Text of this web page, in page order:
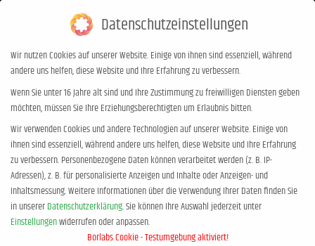
0,00€
Jan-Uwe-Rogge-Fairness-Respekt-
Sozialverhalten-Kinder
Sie befinden sich hier:
Start Jan-Uwe-Rogge-Fairness-Respekt-Sozialverhalten-Kinder
Datenschutzeinstellungen
Wir nutzen Cookies auf unserer Website. Einige von ihnen sind essenziell, während
andere uns helfen, diese Website und Ihre Erfahrung zu verbessern.
Wenn Sie unter 16 Jahre alt sind und Ihre Zustimmung zu freiwilligen Diensten geben
möchten, müssen Sie Ihre Erziehungsberechtigten um Erlaubnis bitten.
Wir verwenden Cookies und andere Technologien auf unserer Website. Einige von
ihnen sind essenziell, während andere uns helfen, diese Website und Ihre Erfahrung
zu verbessern.Personenbezogene Daten können verarbeitet werden (z. B. IP-
Adressen), z. B. für personalisierte Anzeigen und Inhalte oder Anzeigen- und
Inhaltsmessung.Weitere Informationen über die Verwendung Ihrer Daten finden Sie
in unsererDatenschutzerklärung.Sie können Ihre Auswahl jederzeit unter
Einstellungenwiderrufen oder anpassen.
Borlabs Cookie - Testumgebung aktiviert!